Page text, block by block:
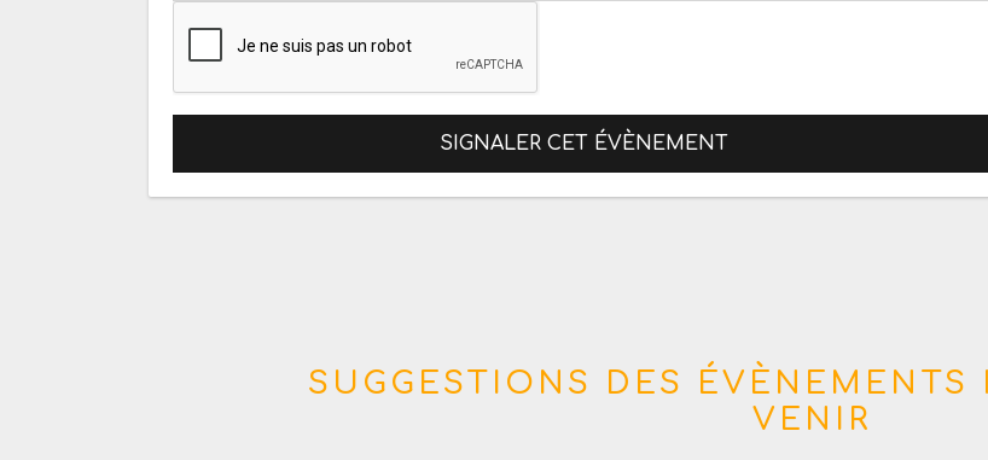
SIGNALER CET ÉVÈNEMENT
SUGGESTIONS DES ÉVÈNEMENTS
VENIR